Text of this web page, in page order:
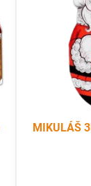
MIKULÁŠ